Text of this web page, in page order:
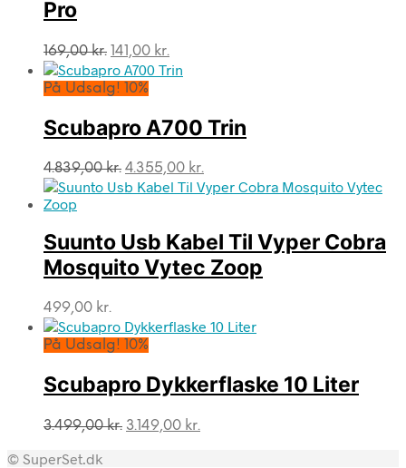
Pro
169,00kr. Den
oprindelige
pris
169,00 kr..
141,00 kr.
aktuelle
141,00 kr..
På Udsalg! 10%
Scubapro A700 Trin
4.839,00kr. Den
oprindelige
4.839,00 kr..
4.355,00 kr.
aktuelle
4.355,00 kr..
Suunto Usb Kabel Til Vyper Cobra
Mosquito Vytec Zoop
499,00 kr.
På Udsalg! 10%
Scubapro Dykkerflaske 10 Liter
3.499,00kr. Den
3.149,00 kr.
© SuperSet.dk